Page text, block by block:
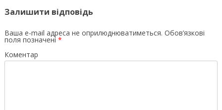
Залишити відповідь
Ваша e-mail адреса не оприлюднюватиметься. Обов’язкові
поля позначені *
Коментар